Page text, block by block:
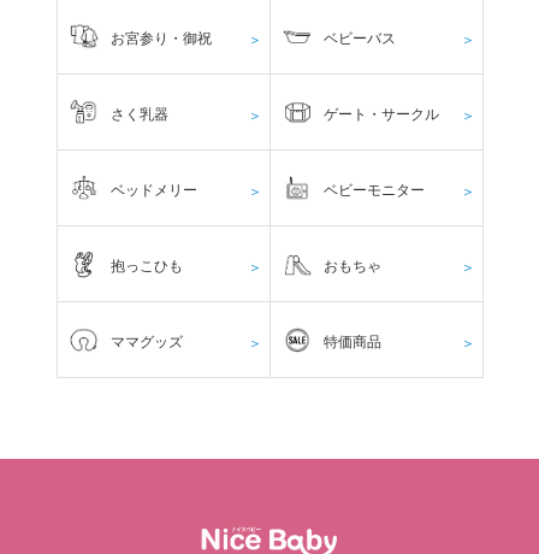
お宮参り・御祝 ＞ ベビーバス ＞
さく乳器 ＞ ゲート・サークル ＞
ベッドメリー ＞ ベビーモニター ＞
抱っこひも ＞ おもちゃ ＞
ママグッズ ＞ 特価商品 ＞